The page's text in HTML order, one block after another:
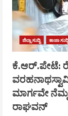
ಜಿಲ್ಲಾ ಸುದ್ದಿ ತಾಜಾ ಸುದ್ದಿ
ಕೆ.ಆರ್.ಪೇಟೆ:
ಮಾರ್ಗವೇ
ರಾಘವನ್